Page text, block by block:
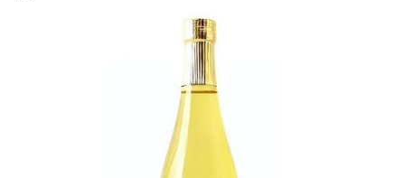
11％のフルボトルサイズの商品